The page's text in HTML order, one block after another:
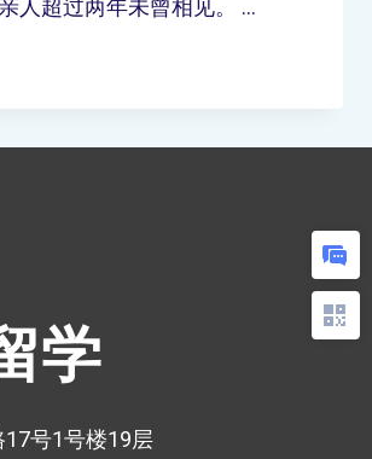
人超过两年未曾相见。 …
学
号1号楼19层